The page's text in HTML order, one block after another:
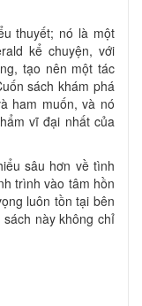
thuyết; nó là một
kể chuyện, với
tạo nên một tác
sách khám phá
ham muốn, và nó
vĩ đại nhất của
sâu hơn về tình
trình vào tâm hồn
luôn tồn tại bên
này không chỉ